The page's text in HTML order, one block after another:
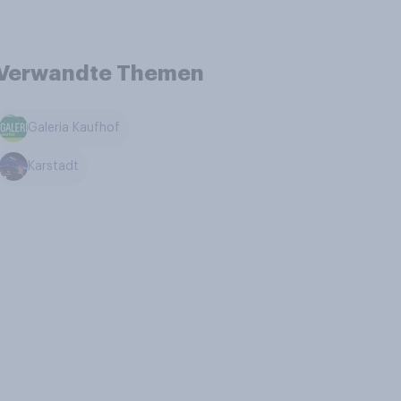
Themen
Galeria Kaufhof
Karstadt